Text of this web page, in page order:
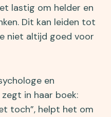
lastig om helder en
Dit kan leiden tot
niet altijd goed voor
en
in haar boek:
toch”, helpt het om